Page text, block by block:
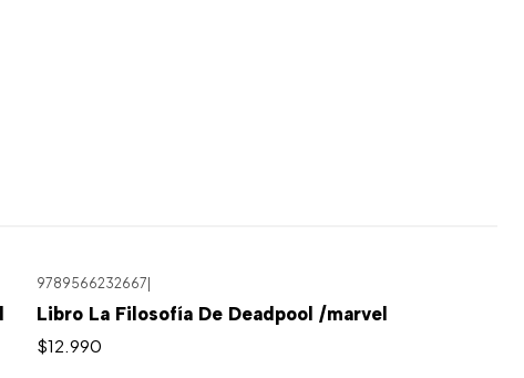
9789566232667
Libro La Filosofía De Deadpool /marvel
$12.990